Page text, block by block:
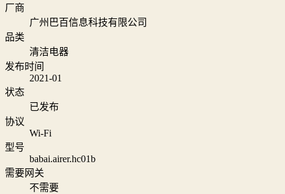
厂商
广州巴百信息科技有限公司
品类
清洁电器
发布时间
2021-01
状态
已发布
协议
Wi‑Fi
型号
babai.airer.hc01b
需要网关
不需要